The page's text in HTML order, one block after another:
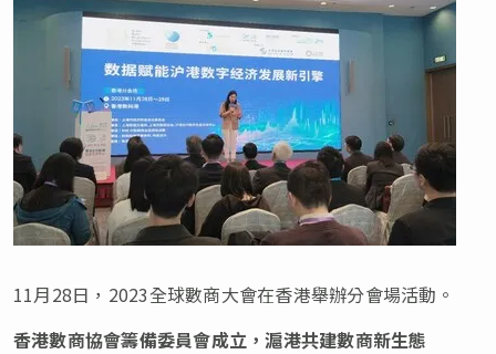
11月28日，2023全球數商大會在香港舉辦分會場活動。
香港數商協會籌備委員會成立，滬港共建數商新生態